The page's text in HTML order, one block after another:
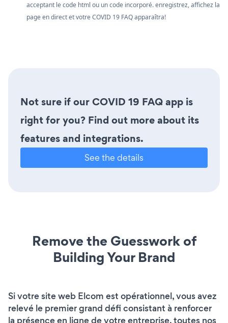
acceptant le code html ou un code incorporé. enregistrez, affichez la
page en direct et votre COVID 19 FAQ apparaîtra!
Not sure if our COVID 19 FAQ app is
right for you? Find out more about its
features and integrations.
See the details
Remove the Guesswork of
Building Your Brand
Si votre site web Elcom est opérationnel, vous avez
relevé le premier grand défi consistant à renforcer